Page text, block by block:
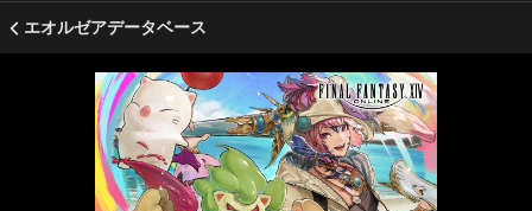
エオルゼアデータベース